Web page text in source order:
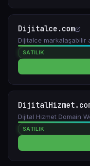
Dijitalce.com
Dijitalce markalaşabilir
SATILIK
Dijital Hizmet Domain
SATILIK